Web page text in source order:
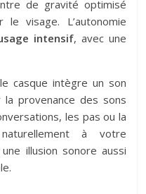
de gravité optimisé
visage. L’autonomie
intensif, avec une
casque intègre un son
provenance des sons
les pas ou la
à votre
illusion sonore aussi